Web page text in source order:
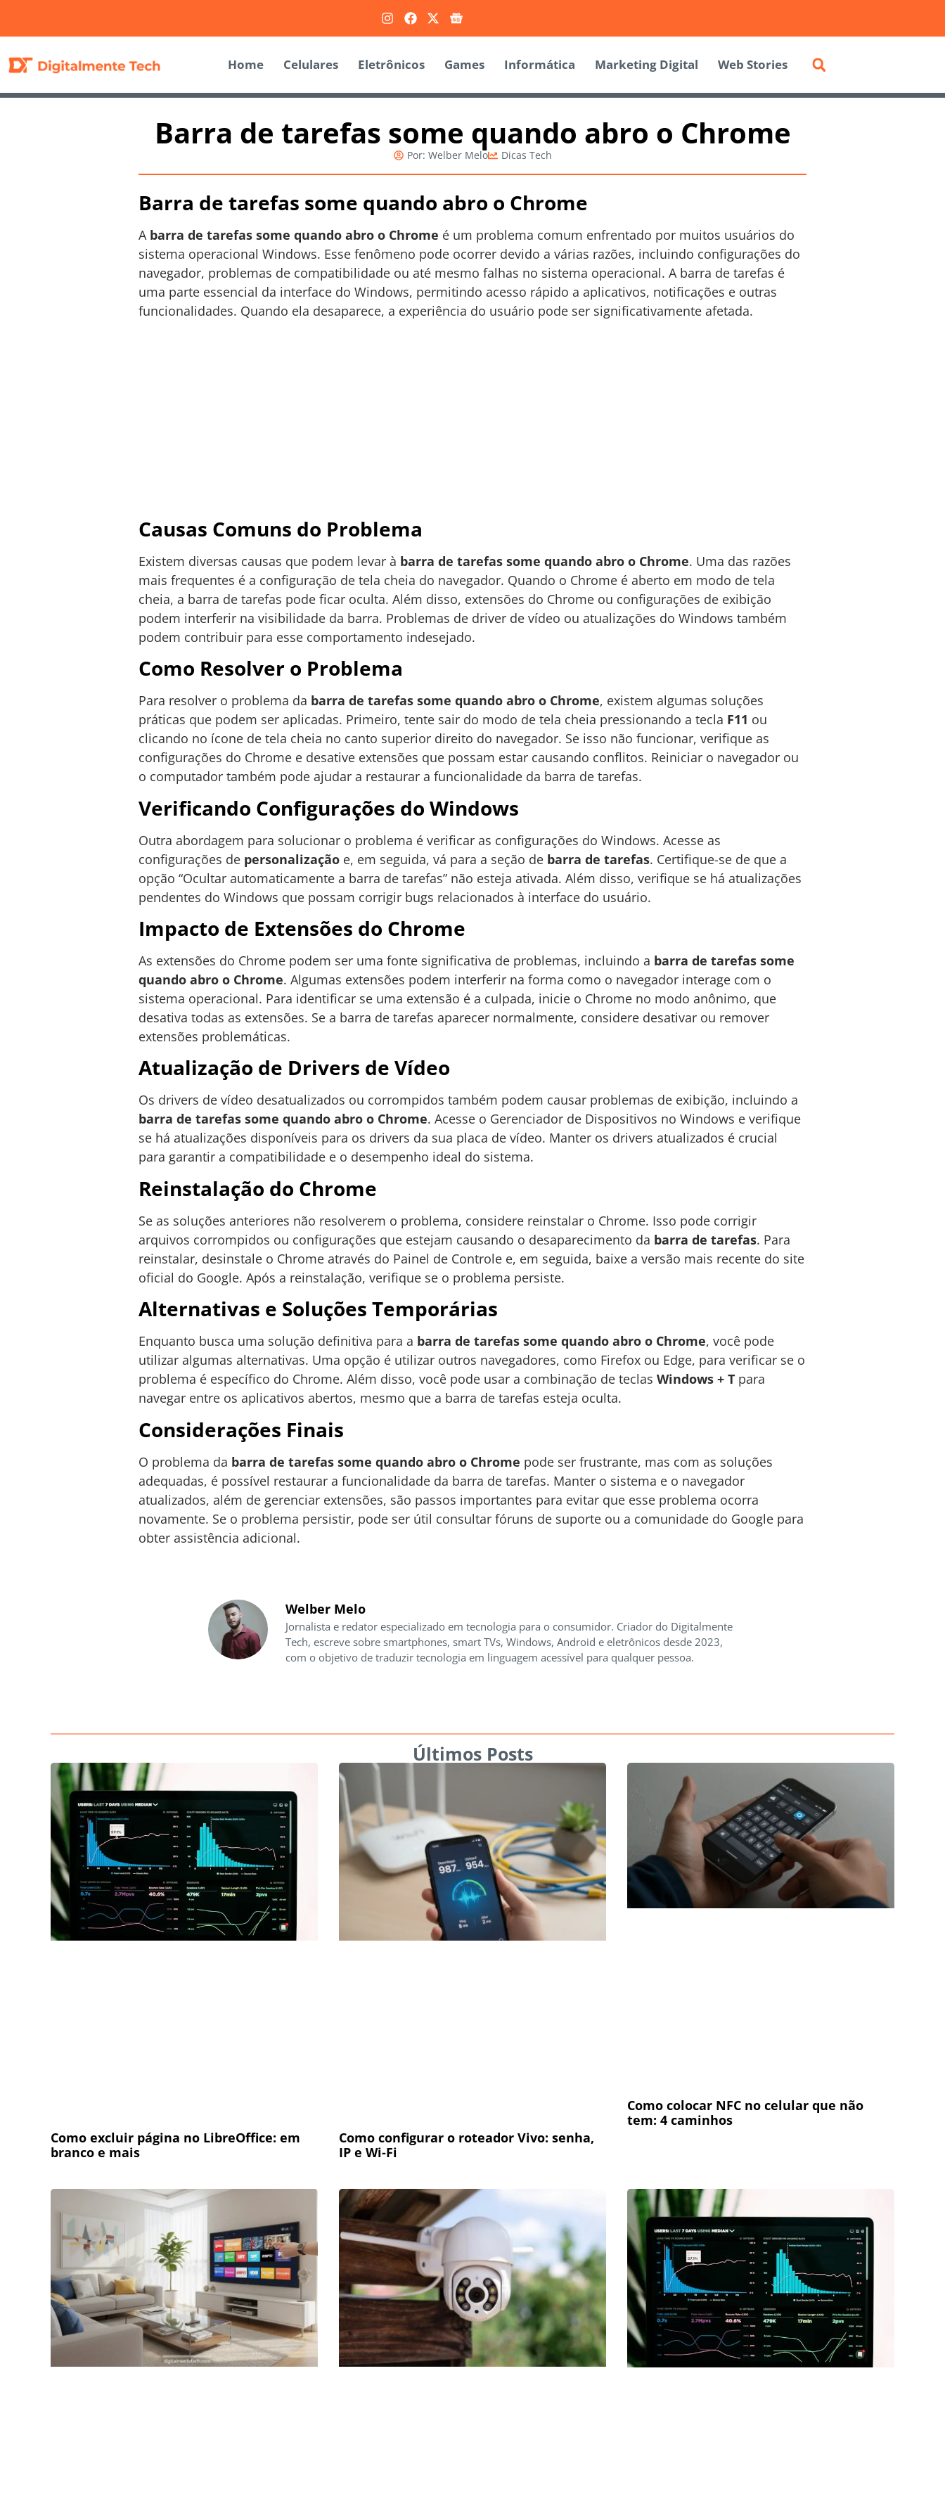
Home Celulares Eletrônicos Games Informática Marketing Digital Web Stories
Barra de tarefas some quando abro o Chrome
Por: Welber Melo Dicas Tech
Barra de tarefas some quando abro o Chrome
A barra de tarefas some quando abro o Chrome é um problema comum enfrentado por muitos usuários do
sistema operacional Windows. Esse fenômeno pode ocorrer devido a várias razões, incluindo configurações do
navegador, problemas de compatibilidade ou até mesmo falhas no sistema operacional. A barra de tarefas é
uma parte essencial da interface do Windows, permitindo acesso rápido a aplicativos, notificações e outras
funcionalidades. Quando ela desaparece, a experiência do usuário pode ser significativamente afetada.
Causas Comuns do Problema
Existem diversas causas que podem levar à barra de tarefas some quando abro o Chrome. Uma das razões
mais frequentes é a configuração de tela cheia do navegador. Quando o Chrome é aberto em modo de tela
cheia, a barra de tarefas pode ficar oculta. Além disso, extensões do Chrome ou configurações de exibição
podem interferir na visibilidade da barra. Problemas de driver de vídeo ou atualizações do Windows também
podem contribuir para esse comportamento indesejado.
Como Resolver o Problema
Para resolver o problema da barra de tarefas some quando abro o Chrome, existem algumas soluções
práticas que podem ser aplicadas. Primeiro, tente sair do modo de tela cheia pressionando a tecla F11 ou
clicando no ícone de tela cheia no canto superior direito do navegador. Se isso não funcionar, verifique as
configurações do Chrome e desative extensões que possam estar causando conflitos. Reiniciar o navegador ou
o computador também pode ajudar a restaurar a funcionalidade da barra de tarefas.
Verificando Configurações do Windows
Outra abordagem para solucionar o problema é verificar as configurações do Windows. Acesse as
configurações de personalização e, em seguida, vá para a seção de barra de tarefas. Certifique-se de que a
opção “Ocultar automaticamente a barra de tarefas” não esteja ativada. Além disso, verifique se há atualizações
pendentes do Windows que possam corrigir bugs relacionados à interface do usuário.
Impacto de Extensões do Chrome
As extensões do Chrome podem ser uma fonte significativa de problemas, incluindo a barra de tarefas some
quando abro o Chrome. Algumas extensões podem interferir na forma como o navegador interage com o
sistema operacional. Para identificar se uma extensão é a culpada, inicie o Chrome no modo anônimo, que
desativa todas as extensões. Se a barra de tarefas aparecer normalmente, considere desativar ou remover
extensões problemáticas.
Atualização de Drivers de Vídeo
Os drivers de vídeo desatualizados ou corrompidos também podem causar problemas de exibição, incluindo a
barra de tarefas some quando abro o Chrome. Acesse o Gerenciador de Dispositivos no Windows e verifique
se há atualizações disponíveis para os drivers da sua placa de vídeo. Manter os drivers atualizados é crucial
para garantir a compatibilidade e o desempenho ideal do sistema.
Reinstalação do Chrome
Se as soluções anteriores não resolverem o problema, considere reinstalar o Chrome. Isso pode corrigir
arquivos corrompidos ou configurações que estejam causando o desaparecimento da barra de tarefas. Para
reinstalar, desinstale o Chrome através do Painel de Controle e, em seguida, baixe a versão mais recente do site
oficial do Google. Após a reinstalação, verifique se o problema persiste.
Alternativas e Soluções Temporárias
Enquanto busca uma solução definitiva para a barra de tarefas some quando abro o Chrome, você pode
utilizar algumas alternativas. Uma opção é utilizar outros navegadores, como Firefox ou Edge, para verificar se o
problema é específico do Chrome. Além disso, você pode usar a combinação de teclas Windows + T para
navegar entre os aplicativos abertos, mesmo que a barra de tarefas esteja oculta.
Considerações Finais
O problema da barra de tarefas some quando abro o Chrome pode ser frustrante, mas com as soluções
adequadas, é possível restaurar a funcionalidade da barra de tarefas. Manter o sistema e o navegador
atualizados, além de gerenciar extensões, são passos importantes para evitar que esse problema ocorra
novamente. Se o problema persistir, pode ser útil consultar fóruns de suporte ou a comunidade do Google para
obter assistência adicional.
Welber Melo
Jornalista e redator especializado em tecnologia para o consumidor. Criador do Digitalmente
Tech, escreve sobre smartphones, smart TVs, Windows, Android e eletrônicos desde 2023,
com o objetivo de traduzir tecnologia em linguagem acessível para qualquer pessoa.
Últimos Posts
Como excluir página no LibreOffice: em
branco e mais
Como configurar o roteador Vivo: senha,
IP e Wi-Fi
Como colocar NFC no celular que não
tem: 4 caminhos